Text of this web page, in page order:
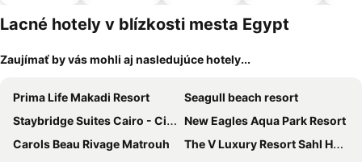
domáce
zvieratá
Lacné hotely v blízkosti mesta Egypt
Zaujímať by vás mohli aj nasledujúce hotely...
Prima Life Makadi Resort
Seagull beach resort
Staybridge Suites Cairo - Citystars by IHG
New Eagles Aqua Park Resort
Carols Beau Rivage Matrouh
The V Luxury Resort Sahl Hasheesh